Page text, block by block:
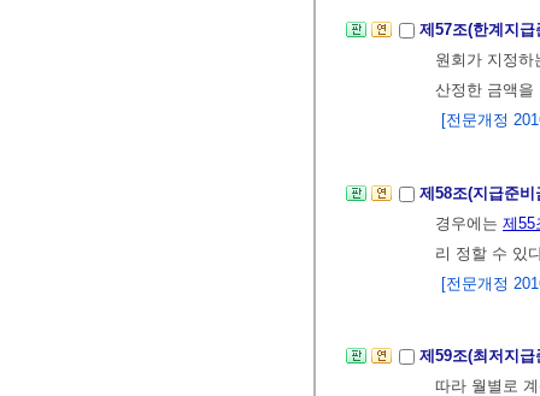
제57조(한계지
원회가 지정
산정한 금액을
[전문개정
제58조(지급준
경우에는 제55
리 정할 수 있
[전문개정
제59조(최저지
따라 월별로